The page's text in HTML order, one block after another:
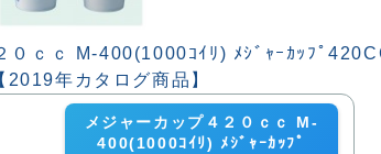
メジャーカップ４２０ｃｃ M-
400(1000ｺｲﾘ) ﾒｼﾞｬｰｶｯﾌﾟ